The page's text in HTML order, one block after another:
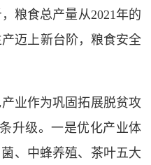
粮食总产量从2021年的
产迈上新台阶，粮食安全
业作为巩固拓展脱贫攻
升级。一是优化产业体
、中蜂养殖、茶叶五大